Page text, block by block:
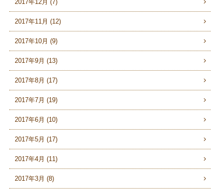
2017年12月 (7)
2017年11月 (12)
2017年10月 (9)
2017年9月 (13)
2017年8月 (17)
2017年7月 (19)
2017年6月 (10)
2017年5月 (17)
2017年4月 (11)
2017年3月 (8)